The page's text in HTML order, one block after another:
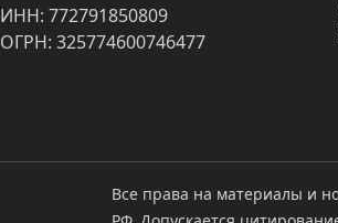
ИНН: 772791850809
ОГРН: 325774600746477
Все права на материалы и